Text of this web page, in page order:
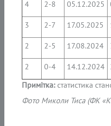
4 2-8 05.12.2025
3 2-7 17.05.2025
2 2-5 17.08.2024
2 0-4 14.12.2024
Примітка: статистика
Фото Миколи Тиса (ФК